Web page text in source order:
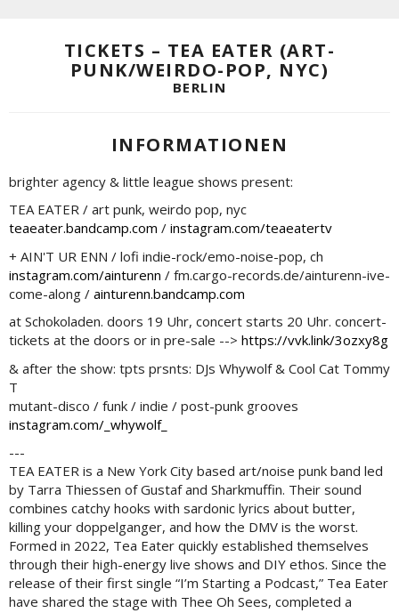
TICKETS – TEA EATER (ART-
PUNK/WEIRDO-POP, NYC)
BERLIN
INFORMATIONEN
brighter agency & little league shows present:
TEA EATER / art punk, weirdo pop, nyc
teaeater.bandcamp.com / instagram.com/teaeatertv
+ AIN'T UR ENN / lofi indie-rock/emo-noise-pop, ch
instagram.com/ainturenn / fm.cargo-records.de/ainturenn-ive-
come-along / ainturenn.bandcamp.com
at Schokoladen. doors 19 Uhr, concert starts 20 Uhr. concert-
tickets at the doors or in pre-sale --> https://vvk.link/3ozxy8g
& after the show: tpts prsnts: DJs Whywolf & Cool Cat Tommy
T
mutant-disco / funk / indie / post-punk grooves
instagram.com/_whywolf_
---
TEA EATER is a New York City based art/noise punk band led
by Tarra Thiessen of Gustaf and Sharkmuffin. Their sound
combines catchy hooks with sardonic lyrics about butter,
killing your doppelganger, and how the DMV is the worst.
Formed in 2022, Tea Eater quickly established themselves
through their high-energy live shows and DIY ethos. Since the
release of their first single “I’m Starting a Podcast,” Tea Eater
have shared the stage with Thee Oh Sees, completed a